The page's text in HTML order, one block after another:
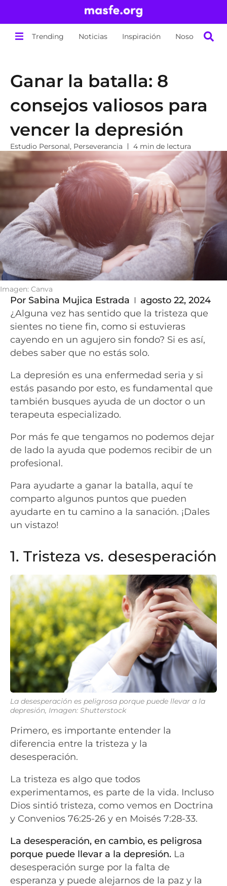
Trending Noticias Inspiración Nosotros
Ganar la batalla: 8
consejos valiosos para
vencer la depresión
Estudio Personal, Perseverancia 4 min de lectura
Imagen: Canva
Por Sabina Mujica Estrada
agosto 22, 2024
¿Alguna vez has sentido que la tristeza que
sientes no tiene fin, como si estuvieras
cayendo en un agujero sin fondo? Si es así,
debes saber que no estás solo.
La depresión es una enfermedad seria y si
estás pasando por esto, es fundamental que
también busques ayuda de un doctor o un
terapeuta especializado.
Por más fe que tengamos no podemos dejar
de lado la ayuda que podemos recibir de un
profesional.
Para ayudarte a ganar la batalla, aquí te
comparto algunos puntos que pueden
ayudarte en tu camino a la sanación. ¡Dales
un vistazo!
1. Tristeza vs. desesperación
La desesperación es peligrosa porque puede llevar a la
depresión, Imagen: Shutterstock
Primero, es importante entender la
diferencia entre la tristeza y la
desesperación.
La tristeza es algo que todos
experimentamos, es parte de la vida. Incluso
Dios sintió tristeza, como vemos en Doctrina
y Convenios 76:25-26 y en Moisés 7:28-33.
La desesperación, en cambio, es peligrosa
porque puede llevar a la depresión. La
desesperación surge por la falta de
esperanza y puede alejarnos de la paz y la